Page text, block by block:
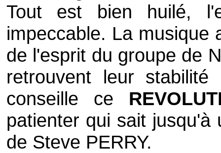
Tout est bien huilé,
impeccable. La musique
de l'esprit du groupe de
retrouvent leur
conseille ce
patienter qui sait jusqu'à
de Steve PERRY.